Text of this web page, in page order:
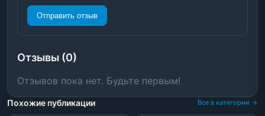
Отправить отзыв
Отзывы (0)
Отзывов пока нет. Будьте первым!
Похожие публикации Все в категории →